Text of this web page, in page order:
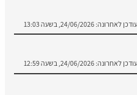
עודכן לאחרונה: 24/06/2026, בשעה 13:03
עודכן לאחרונה: 24/06/2026, בשעה 12:59